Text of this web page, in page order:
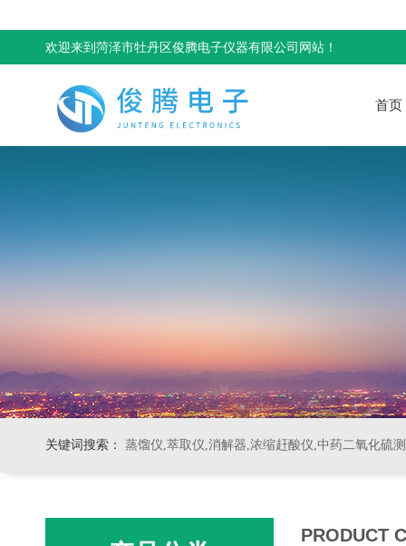
欢迎来到菏泽市牡丹区俊腾电子仪器有限公司网站！
首页
关键词搜索： 蒸馏仪,萃取仪,消解器,浓缩赶酸仪,中药二氧化硫
PRODUCT